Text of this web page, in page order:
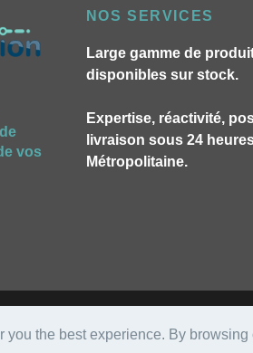
you the best experience. By
vos
NOS SERVICES
Large gamme de
disponibles sur stock.
Expertise, réactivité,
livraison sous 24
Métropolitaine.